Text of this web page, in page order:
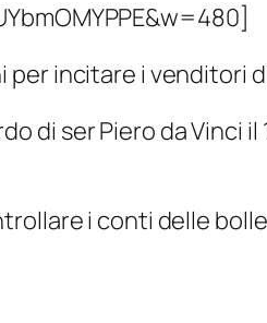
per incitare i venditori
di ser Piero da Vinci il
i conti delle